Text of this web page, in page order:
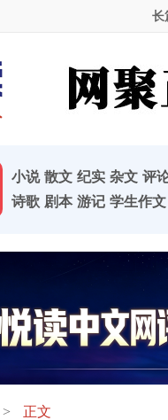
长
小说 散文 纪实 杂文 评
诗歌 剧本 游记 学生作文
正文